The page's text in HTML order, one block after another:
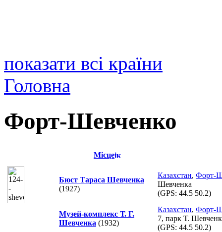
показати всі країни
Головна
Форт-Шевченко
Місце
Бюст Тараса Шевченка
(1927)
Казахстан, Форт-
Шевченка
(GPS: 44.5 50.2)
Музей-комплекс Т. Г.
Шевченка (1932)
Казахстан, Форт-
7, парк Т.
(GPS: 44.5 50.2)